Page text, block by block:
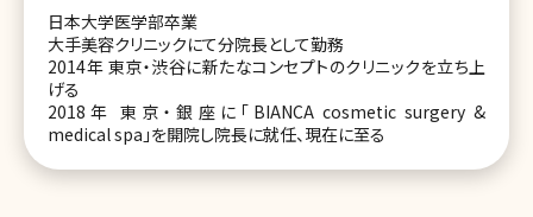
日本大学医学部卒業
大手美容クリニックにて分院長として勤務
2014年 東京・渋谷に新たなコンセプトのクリニックを立ち上
げる
2018年 東京・銀座に「BIANCA cosmetic surgery &
medical spa」を開院し院長に就任、現在に至る